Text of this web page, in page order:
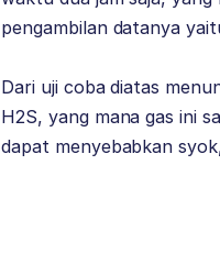
pengambilan datanya
Dari uji coba diatas
H2S, yang mana gas ini
dapat menyebabkan